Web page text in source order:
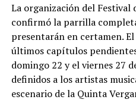
La organización del Festival
confirmó la parrilla
presentarán en certamen.
últimos capítulos
domingo 22 y el viernes 27
definidos a los artistas
escenario de la Quinta